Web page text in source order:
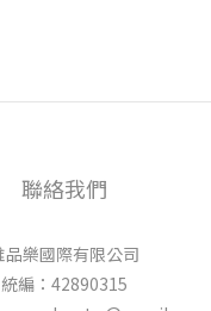
聯絡我們
品樂國際有限公司
統編：42890315